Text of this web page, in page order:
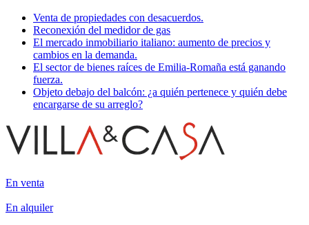
Venta de propiedades con desacuerdos.
Reconexión del medidor de gas
El mercado inmobiliario italiano: aumento de precios y
cambios en la demanda.
El sector de bienes raíces de Emilia-Romaña está ganando
fuerza.
Objeto debajo del balcón: ¿a quién pertenece y quién debe
encargarse de su arreglo?
En venta
En alquiler